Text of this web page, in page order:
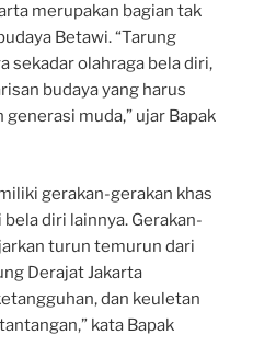
merupakan bagian tak
Betawi. “Tarung
sekadar olahraga bela diri,
budaya yang harus
muda,” ujar Bapak
gerakan-gerakan khas
diri lainnya. Gerakan-
turun temurun dari
Derajat Jakarta
dan keuletan
kata Bapak